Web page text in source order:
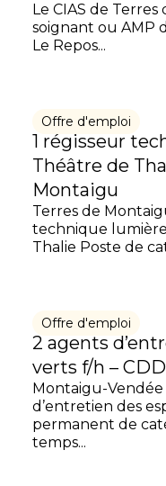
Le CIAS de
soignant ou AMP
Le Repos...
Offre d'emploi
1 régisseur
Théâtre de
Montaigu
Terres de
technique
Thalie Poste de
Offre d'emploi
2 agents
verts f/h –
Montaigu-
d’entretien des
permanent de
temps...